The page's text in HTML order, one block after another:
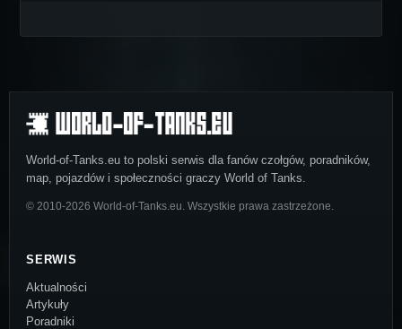
World-of-Tanks.eu to polski serwis dla fanów czołgów, poradników,
map, pojazdów i społeczności graczy World of Tanks.
© 2010-2026 World-of-Tanks.eu. Wszystkie prawa zastrzeżone.
SERWIS
Aktualności
Artykuły
Poradniki